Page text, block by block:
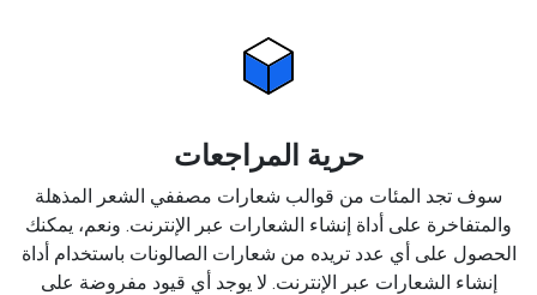
حرية المراجعات
سوف تجد المئات من قوالب شعارات مصففي الشعر المذهلة
والمتفاخرة على أداة إنشاء الشعارات عبر الإنترنت. ونعم، يمكنك
الحصول على أي عدد تريده من شعارات الصالونات باستخدام أداة
إنشاء الشعارات عبر الإنترنت. لا يوجد أي قيود مفروضة على